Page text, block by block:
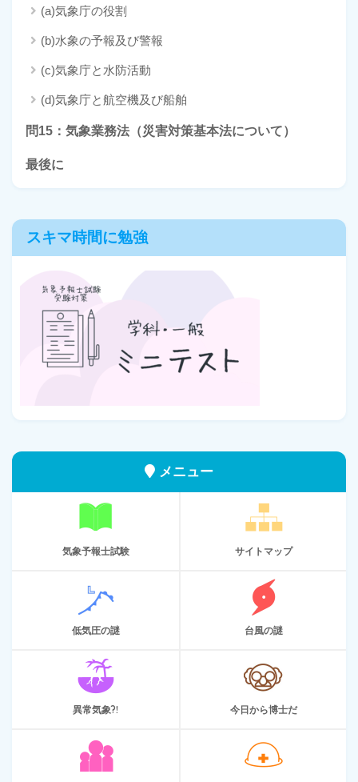
(a)気象庁の役割
(b)水象の予報及び警報
(c)気象庁と水防活動
(d)気象庁と航空機及び船舶
問15：気象業務法（災害対策基本法について）
最後に
スキマ時間に勉強
メニュー
気象予報士試験 サイトマップ
低気圧の謎 台風の謎
異常気象?! 今日から博士だ